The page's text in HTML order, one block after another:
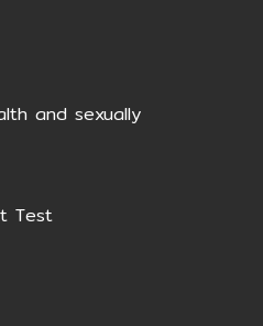
and sexually
Test